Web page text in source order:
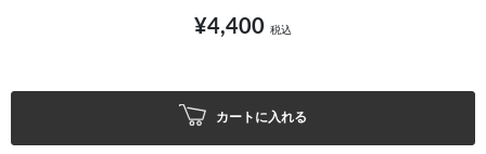
¥4,400 税込
カートに入れる